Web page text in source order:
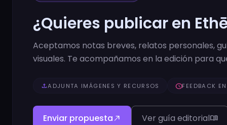
¿Quieres publicar en
Aceptamos notas breves, relatos personales,
visuales. Te acompañamos en la edición para
uploadADJUNTA IMÁGENES Y RECURSOS scheduleFEEDBACK
Enviar propuesta north_east Ver guía editorialmenu_book